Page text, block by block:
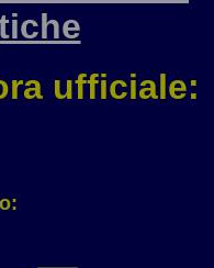
ufficiale: